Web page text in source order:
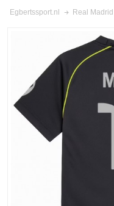
Egbertssport.nl Real